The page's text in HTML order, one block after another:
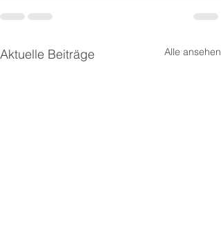
Aktuelle Beiträge Alle ansehen